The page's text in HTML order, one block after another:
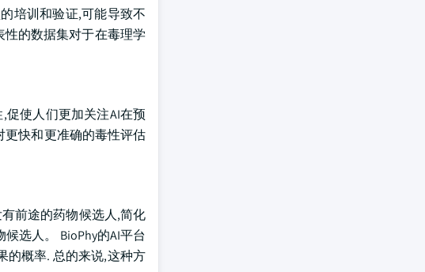
培训和验证,可能导致不
的数据集对于在毒理学
促使人们更加关注AI在预
更快和更准确的毒性评估
前途的药物候选人,简化
选人。 BioPhy的AI平台
的概率. 总的来说,这种方